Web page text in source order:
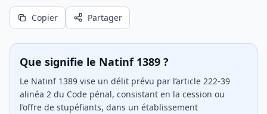
Copier Partager
Que signifie le Natinf 1389 ?
Le Natinf 1389 vise un délit prévu par l’article 222-39
alinéa 2 du Code pénal, consistant en la cession ou
l’offre de stupéfiants, dans un établissement